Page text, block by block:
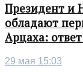
Президент и
обладают
Арцаха:
29 мая 15:03